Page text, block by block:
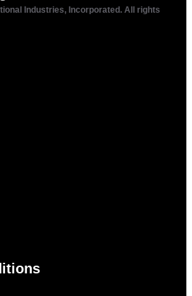
Industries, Incorporated. All rights